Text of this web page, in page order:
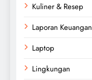
Kuliner & Resep
Laporan Keuangan
Laptop
Lingkungan